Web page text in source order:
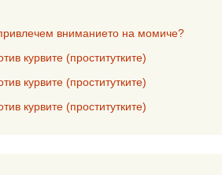
вниманието на момиче?
курвите (проститутките)
курвите (проститутките)
курвите (проститутките)